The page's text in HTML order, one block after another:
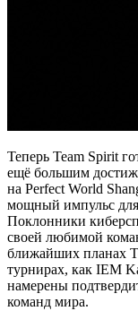
Теперь Team Spirit
ещё большим
на Perfect World
мощный импульс для
Поклонники
своей любимой
ближайших планах
турнирах, как IEM
намерены
команд мира.